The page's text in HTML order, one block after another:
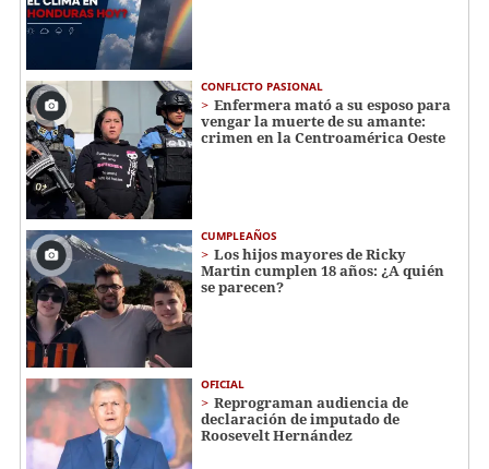
CONFLICTO PASIONAL
Enfermera mató a su esposo para
vengar la muerte de su amante:
crimen en la Centroamérica Oeste
CUMPLEAÑOS
Los hijos mayores de Ricky
Martin cumplen 18 años: ¿A quién
se parecen?
OFICIAL
Reprograman audiencia de
declaración de imputado de
Roosevelt Hernández